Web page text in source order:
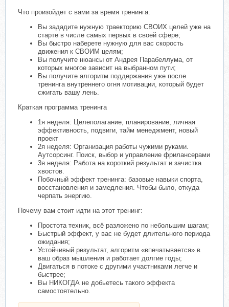
Что произойдет с вами за время тренинга:
Вы зададите нужную траекторию СВОИХ целей уже на
старте в числе самых первых в своей сфере;
Вы быстро наберете нужную для вас скорость
движения к СВОИМ целям;
Вы получите нюансы от Андрея Парабеллума, от
которых многое зависит на выбранном пути;
Вы получите алгоритм поддержания уже после
тренинга внутреннего огня мотивации, который будет
сжигать вашу лень.
Краткая программа тренинга
1я неделя: Целеполагание, планирование, личная
эффективность, подвиги, тайм менеджмент, новый
проект
2я неделя: Организация работы чужими руками.
Аутсорсинг. Поиск, выбор и управление фрилансерами
3я неделя: Работа на короткий результат и зачистка
хвостов.
Побочный эффект тренинга: базовые навыки спорта,
восстановления и замедления. Чтобы было, откуда
черпать энергию.
Почему вам стоит идти на этот тренинг:
Простота техник, всё разложено по небольшим шагам;
Быстрый эффект, у вас не будет длительного периода
ожидания;
Устойчивый результат, алгоритм «впечатывается» в
ваш образ мышления и работает долгие годы;
Двигаться в потоке с другими участниками легче и
быстрее;
Вы НИКОГДА не добьетесь такого эффекта
самостоятельно.